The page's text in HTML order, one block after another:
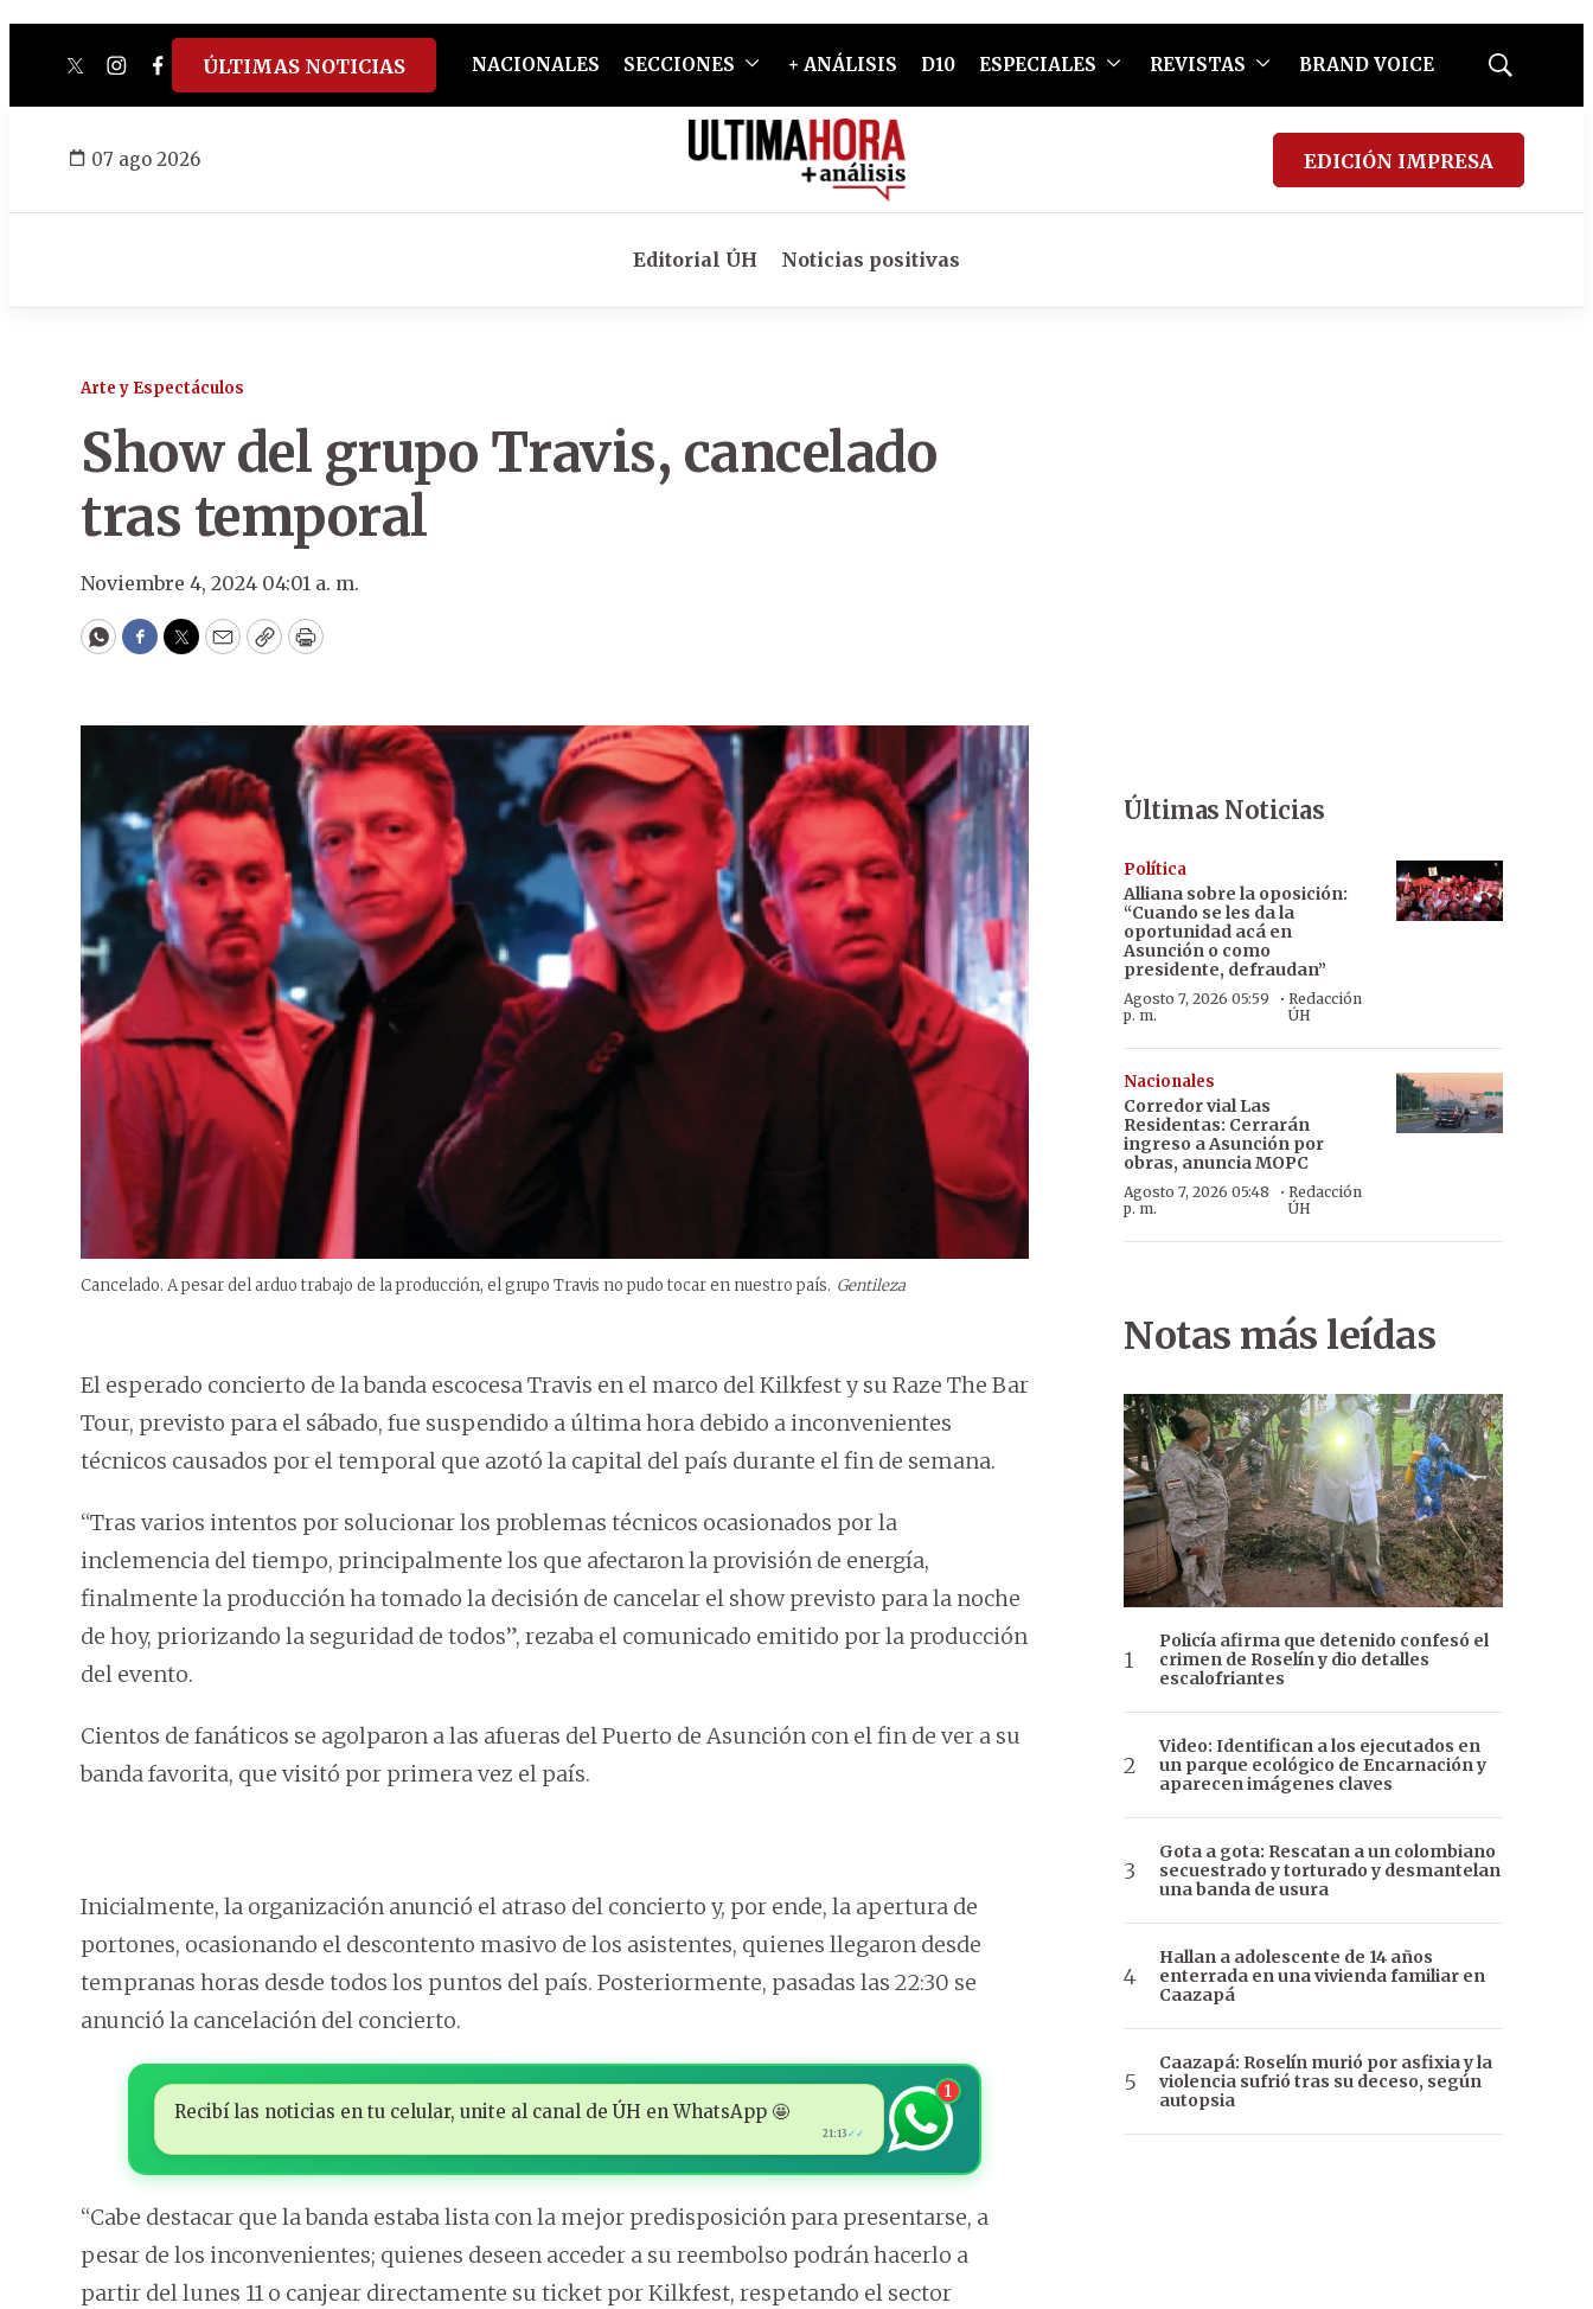
twitterinstagram
facebook
tiktokyoutube
spotify
ÚLTIMAS NOTICIAS NACIONALES SECCIONES + ANÁLISIS D10 ESPECIALES REVISTAS BRAND VOICE
Mostrar
07 ago 2026 EDICIÓN IMPRESA
Editorial ÚH Noticias positivas
Arte y Espectáculos
Show del grupo Travis, cancelado
tras temporal
Noviembre 4, 2024 04:01 a. m.
WhatsApp
Facebook
Twitter
EmailCopyPrint
Cancelado. A pesar del arduo trabajo de la producción, el grupo Travis no pudo tocar en nuestro país. Gentileza
El esperado concierto de la banda escocesa Travis en el marco del Kilkfest y su Raze The Bar
Tour, previsto para el sábado, fue suspendido a última hora debido a inconvenientes
técnicos causados por el temporal que azotó la capital del país durante el fin de semana.
“Tras varios intentos por solucionar los problemas técnicos ocasionados por la
inclemencia del tiempo, principalmente los que afectaron la provisión de energía,
finalmente la producción ha tomado la decisión de cancelar el show previsto para la noche
de hoy, priorizando la seguridad de todos”, rezaba el comunicado emitido por la producción
del evento.
Cientos de fanáticos se agolparon a las afueras del Puerto de Asunción con el fin de ver a su
banda favorita, que visitó por primera vez el país.
Inicialmente, la organización anunció el atraso del concierto y, por ende, la apertura de
portones, ocasionando el descontento masivo de los asistentes, quienes llegaron desde
tempranas horas desde todos los puntos del país. Posteriormente, pasadas las 22:30 se
anunció la cancelación del concierto.
Recibí las noticias en tu celular, unite al canal de ÚH en WhatsApp 🤩
21:13 ✓✓
1
“Cabe destacar que la banda estaba lista con la mejor predisposición para presentarse, a
pesar de los inconvenientes; quienes deseen acceder a su reembolso podrán hacerlo a
partir del lunes 11 o canjear directamente su ticket por Kilkfest, respetando el sector
Últimas Noticias
Política
Alliana sobre la oposición:
“Cuando se les da la
oportunidad acá en
Asunción o como
presidente, defraudan”
Agosto 7, 2026 05:59
p. m.
·Redacción
ÚH
Nacionales
Corredor vial Las
Residentas: Cerrarán
ingreso a Asunción por
obras, anuncia MOPC
Agosto 7, 2026 05:48
p. m.
·Redacción
ÚH
Notas más leídas
Policía afirma que detenido confesó el
crimen de Roselín y dio detalles
escalofriantes
Video: Identifican a los ejecutados en
un parque ecológico de Encarnación y
aparecen imágenes claves
Gota a gota: Rescatan a un colombiano
secuestrado y torturado y desmantelan
una banda de usura
Hallan a adolescente de 14 años
enterrada en una vivienda familiar en
Caazapá
Caazapá: Roselín murió por asfixia y la
violencia sufrió tras su deceso, según
autopsia